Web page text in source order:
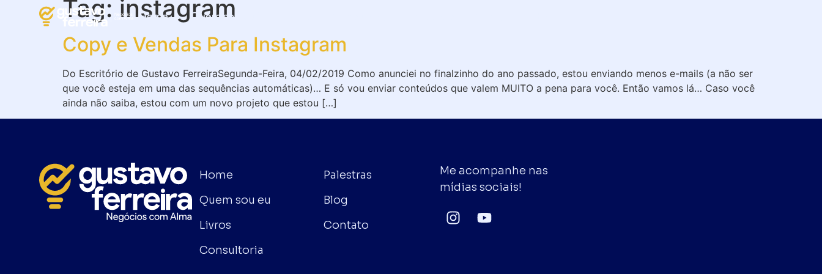
Home Quem sou eu?
Tag: instagram
Copy e Vendas Para Instagram
Do Escritório de Gustavo FerreiraSegunda-Feira, 04/02/2019 Como anunciei no finalzinho do ano passado, estou enviando menos e-mails (a não ser
que você esteja em uma das sequências automáticas)… E só vou enviar conteúdos que valem MUITO a pena para você. Então vamos lá… Caso você
ainda não saiba, estou com um novo projeto que estou […]
Home
Quem sou eu
Livros
Consultoria
Palestras
Blog
Contato
Me acompanhe nas
mídias sociais!